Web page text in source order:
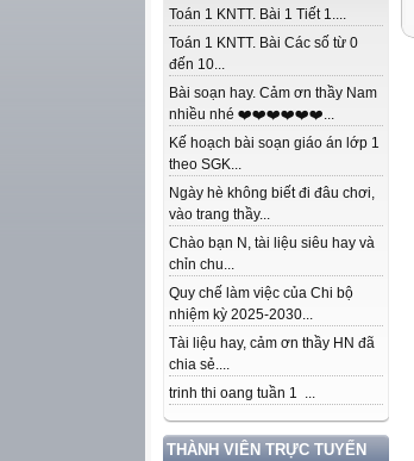
Toán 1 KNTT. Bài 1 Tiết 1....
Toán 1 KNTT. Bài Các số từ 0
đến 10...
Bài soạn hay. Cảm ơn thầy Nam
nhiều nhé ❤️❤️❤️❤️❤️❤️...
Kế hoạch bài soạn giáo án lớp 1
theo SGK...
Ngày hè không biết đi đâu chơi,
vào trang thầy...
Chào bạn N, tài liệu siêu hay và
chỉn chu...
Quy chế làm việc của Chi bộ
nhiệm kỳ 2025-2030...
Tài liệu hay, cảm ơn thầy HN đã
chia sẻ....
trinh thi oang tuần 1 ...
THÀNH VIÊN TRỰC TUYẾN